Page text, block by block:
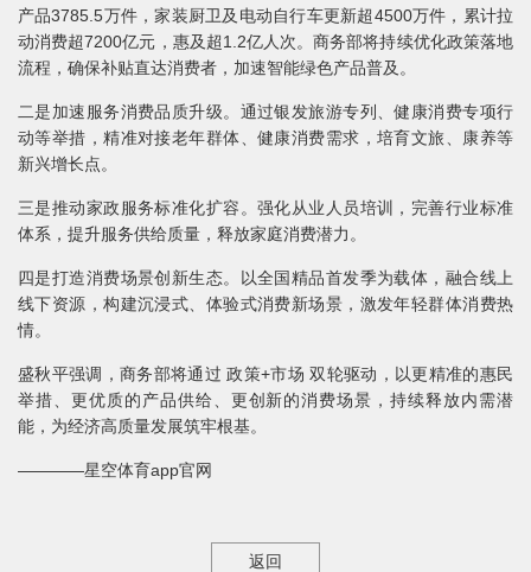
产品3785.5万件，家装厨卫及电动自行车更新超4500万件，累计拉
动消费超7200亿元，惠及超1.2亿人次。商务部将持续优化政策落地
流程，确保补贴直达消费者，加速智能绿色产品普及。
二是加速服务消费品质升级。通过银发旅游专列、健康消费专项行
动等举措，精准对接老年群体、健康消费需求，培育文旅、康养等
新兴增长点。
三是推动家政服务标准化扩容。强化从业人员培训，完善行业标准
体系，提升服务供给质量，释放家庭消费潜力。
四是打造消费场景创新生态。以全国精品首发季为载体，融合线上
线下资源，构建沉浸式、体验式消费新场景，激发年轻群体消费热
情。
盛秋平强调，商务部将通过 政策+市场 双轮驱动，以更精准的惠民
举措、更优质的产品供给、更创新的消费场景，持续释放内需潜
能，为经济高质量发展筑牢根基。
————星空体育app官网
返回